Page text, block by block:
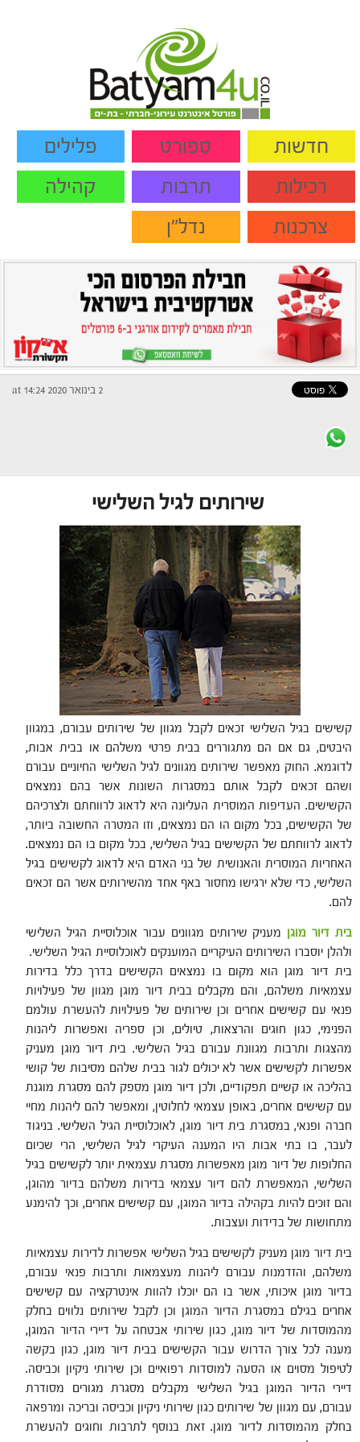
חדשות ספורט
פלילים
רכילות
תרבות
קהילה
צרכנות
נדל"ן
2 בינואר 2020 at 14:24
שירותים לגיל השלישי
קשישים בגיל השלישי זכאים לקבל מגוון של שירותים עבורם, במגוון
היבטים, גם אם הם מתגוררים בבית פרטי משלהם או בבית אבות,
לדוגמא. החוק מאפשר שירותים מגוונים לגיל השלישי החיוניים עבורם
ושהם זכאים לקבל אותם במסגרות השונות אשר בהם נמצאים
הקשישים. העדיפות המוסרית העליונה היא לדאוג לרווחתם ולצרכיהם
של הקשישים, בכל מקום הו הם נמצאים, וזו המטרה החשובה ביותר,
לדאוג לרווחתם של הקשישים בגיל השלישי, בכל מקום בו הם נמצאים.
האחריות המוסרית והאנושית של בני האדם היא לדאוג לקשישים בגיל
השלישי, כדי שלא ירגישו מחסור באף אחד מהשירותים אשר הם זכאים
להם.
בית דיור מוגן מעניק שירותים מגוונים עבור אוכלוסיית הגיל השלישי
ולהלן יוסברו השירותים העיקריים המוענקים לאוכלוסיית הגיל השלישי.
בית דיור מוגן הוא מקום בו נמצאים הקשישים בדרך כלל בדירות
עצמאיות משלהם, והם מקבלים בבית דיור מוגן מגוון של פעילויות
פנאי עם קשישים אחרים וכן שירותים של פעילויות להעשרת עולמם
הפנימי, כגון חוגים והרצאות, טיולים, וכן ספריה ואפשרות ליהנות
מהצגות ותרבות מגוונת עבורם בגיל השלישי. בית דיור מוגן מעניק
אפשרות לקשישים אשר לא יכולים לגור בבית שלהם מסיבות של קושי
בהליכה או קשיים תפקודיים, ולכן דיור מוגן מספק להם מסגרת מוגנת
עם קשישים אחרים, באופן עצמאי לחלוטין, ומאפשר להם ליהנות מחיי
חברה ופנאי, במסגרת בית דיור מוגן, לאוכלוסיית הגיל השלישי. בניגוד
לעבר, בו בתי אבות היו המענה העיקרי לגיל השלישי, הרי שכיום
החלופות של דיור מוגן מאפשרות מסגרת עצמאית יותר לקשישים בגיל
השלישי, המאפשרת להם דיור עצמאי בדירות משלהם בדיור מהוגן,
והם זוכים להיות בקהילה בדיור המוגן, עם קשישים אחרים, וכך להימנע
מתחושות של בדידות ועצבות.
בית דיור מוגן מעניק לקשישים בגיל השלישי אפשרות לדירות עצמאיות
משלהם, והזדמנות עבורם ליהנות מעצמאות ותרבות פנאי עבורם,
בדיור מוגן איכותי, אשר בו הם יוכלו להוות אינטרקציה עם קשישים
אחרים בגילם במסגרת הדיור המוגן וכן לקבל שירותים נלווים בחלק
מהמוסדות של דיור מוגן, כגון שירותי אבטחה על דיירי הדיור המוגן,
מענה לכל צורך הדרוש עבור הקשישים בבית דיור מוגן, כגון בקשה
לטיפול מסוים או הסעה למוסדות רפואיים וכן שירותי ניקיון וכביסה.
דיירי הדיור המוגן בגיל השלישי מקבלים מסגרת מגורים מסודרת
עבורם, עם מגוון של שירותים כגון שירותי ניקיון וכביסה ובריכה ומרפאה
בחלק מהמוסדות לדיור מוגן. זאת בנוסף לתרבות וחוגים להעשרת